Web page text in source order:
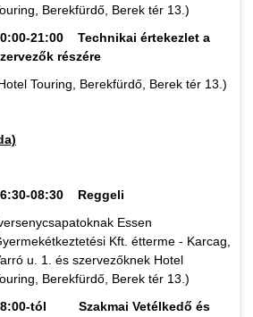
Berekfürdő, Berek tér 13.)
21:00 Technikai értekezlet a
részére
Touring, Berekfürdő, Berek tér 13.)
08:30 Reggeli
Essen
Kft. étterme - Karcag,
u. 1. és szervezőknek Hotel
Berekfürdő, Berek tér 13.)
tól Szakmai Vetélkedő és